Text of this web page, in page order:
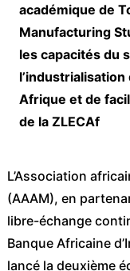
académique de
Manufacturing
les capacités du
Afrique et de
de la ZLECAf
L’Association
(AAAM), en
libre-échange
Banque Africaine
lancé la deuxième